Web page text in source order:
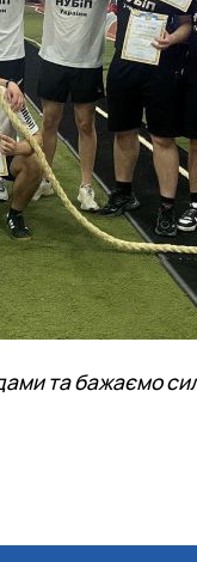
та бажаємо